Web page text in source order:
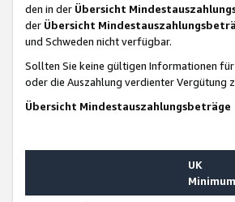
den in der Übersicht
der Übersicht
und Schweden nicht verfügbar.
Sollten Sie keine gültigen Informationen
oder die Auszahlung verdienter Vergütung
Übersicht Mindestauszahlungsbeträge
UK
Minimum